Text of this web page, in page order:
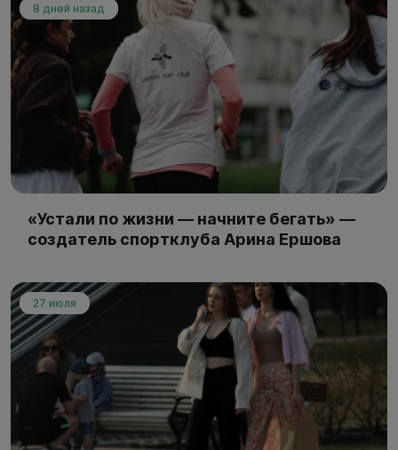
8 дней назад
«Устали по жизни — начните бегать» —
создатель спортклуба Арина Ершова
27 июля